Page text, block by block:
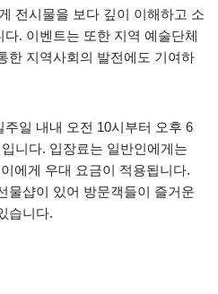
전시물을 보다 깊이 이해하고 소
. 이벤트는 또한 지역 예술단체
한 지역사회의 발전에도 기여하
일 내내 오전 10시부터 오후 6
니다. 입장료는 일반인에게는
에게 우대 요금이 적용됩니다.
물샵이 있어 방문객들이 즐거운
습니다.